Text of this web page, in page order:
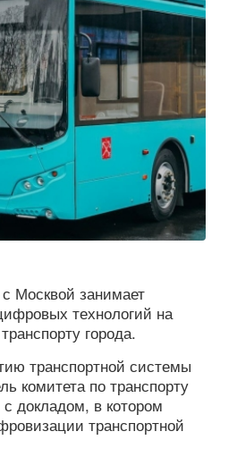
Москвой занимает
технологий на
города.
транспортной системы
комитета по транспорту
докладом, в котором
транспортной